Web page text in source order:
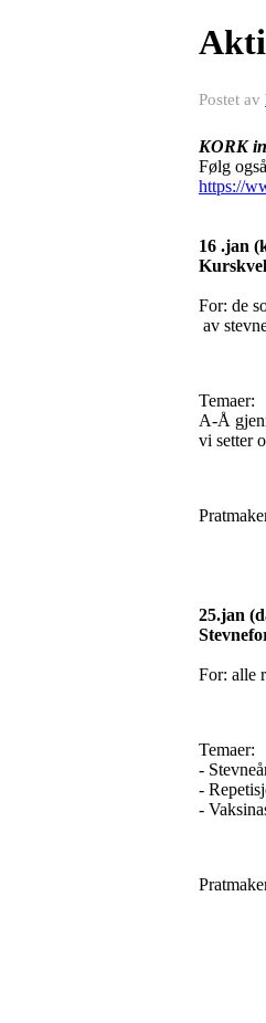
Postet av
KORK
Følg
https://
16 .jan
For: de
av
Temaer:
A-Å
vi setter
25.jan
For: alle
Temaer:
-
-
-